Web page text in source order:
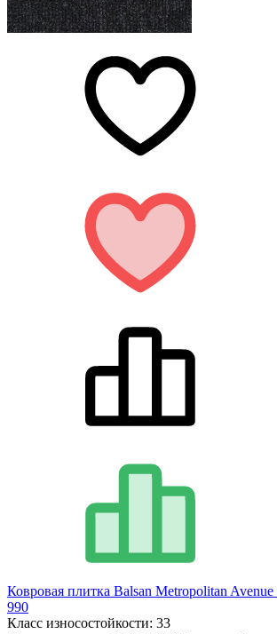
Ковровая плитка Balsan Metropolitan
990
Класс износостойкости: 33